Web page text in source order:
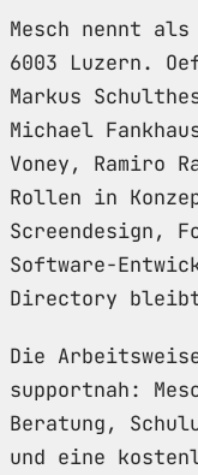
Mesch nennt
6003 Luzern.
Markus
Michael
Voney, Ramiro
Rollen in
Screendesign,
Software-
Directory
Die
supportnah:
Beratung,
und eine